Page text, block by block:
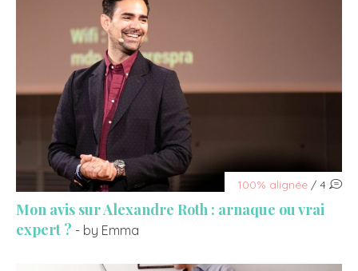
100% alignée / 4
Mon avis sur Alexandre Roth : arnaque ou vrai
expert ? - by Emma